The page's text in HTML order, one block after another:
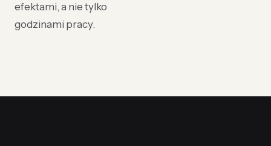
efektami, a nie tylko
godzinami pracy.